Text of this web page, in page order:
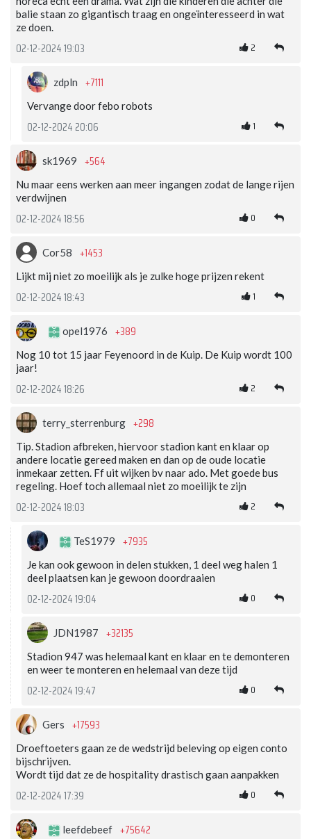
balie staan zo gigantisch traag en ongeïnteresseerd in wat
ze doen.
02-12-2024 19:03 2
zdpln +7111
Vervange door febo robots
02-12-2024 20:06 1
sk1969 +564
Nu maar eens werken aan meer ingangen zodat de lange rijen
verdwijnen
02-12-2024 18:56 0
Cor58 +1453
Lijkt mij niet zo moeilijk als je zulke hoge prijzen rekent
02-12-2024 18:43 1
opel1976 +389
Nog 10 tot 15 jaar Feyenoord in de Kuip. De Kuip wordt 100
jaar!
02-12-2024 18:26 2
terry_sterrenburg +298
Tip. Stadion afbreken, hiervoor stadion kant en klaar op
andere locatie gereed maken en dan op de oude locatie
inmekaar zetten. Ff uit wijken bv naar ado. Met goede bus
regeling. Hoef toch allemaal niet zo moeilijk te zijn
02-12-2024 18:03 2
TeS1979 +7935
Je kan ook gewoon in delen stukken, 1 deel weg halen 1
deel plaatsen kan je gewoon doordraaien
02-12-2024 19:04 0
JDN1987 +32135
Stadion 947 was helemaal kant en klaar en te demonteren
en weer te monteren en helemaal van deze tijd
02-12-2024 19:47 0
Gers +17593
Droeftoeters gaan ze de wedstrijd beleving op eigen conto
bijschrijven.
Wordt tijd dat ze de hospitality drastisch gaan aanpakken
02-12-2024 17:39 0
leefdebeef +75642